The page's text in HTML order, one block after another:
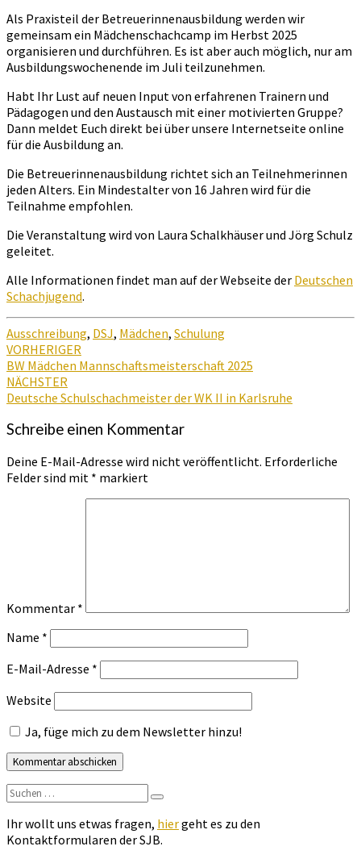
Als Praxisteil der Betreuerinnenausbildung werden wir
gemeinsam ein Mädchenschachcamp im Herbst 2025
organisieren und durchführen. Es ist aber auch möglich, nur am
Ausbildungswochenende im Juli teilzunehmen.
Habt Ihr Lust auf neuen Input von erfahrenen Trainern und
Pädagogen und den Austausch mit einer motivierten Gruppe?
Dann meldet Euch direkt bei über unsere Internetseite online
für die Ausbildung an.
Die Betreuerinnenausbildung richtet sich an Teilnehmerinnen
jeden Alters. Ein Mindestalter von 16 Jahren wird für die
Teilnahme empfohlen.
Die Veranstaltung wird von Laura Schalkhäuser und Jörg Schulz
geleitet.
Alle Informationen findet man auf der Webseite der Deutschen
Schachjugend.
Ausschreibung, DSJ, Mädchen, Schulung
Beitragsnavigation
VORHERIGER
BW Mädchen Mannschaftsmeisterschaft 2025
NÄCHSTER
Deutsche Schulschachmeister der WK II in Karlsruhe
Schreibe einen Kommentar
Deine E-Mail-Adresse wird nicht veröffentlicht. Erforderliche
Felder sind mit * markiert
Kommentar *
Name *
E-Mail-Adresse *
Website
Ja, füge mich zu dem Newsletter hinzu!
Suchen
nach:
Suchen
Ihr wollt uns etwas fragen, hiergeht es zu den
Kontaktformularen der SJB.